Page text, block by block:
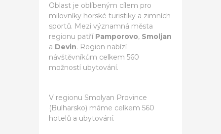
Oblast je oblíbeným cílem pro
milovníky horské turistiky a zimních
sportů. Mezi významná města
regionu patří Pamporovo, Smoljan
a Devin. Region nabízí
návštěvníkům celkem 560
možností ubytování.
V regionu Smolyan Province
(Bulharsko) máme celkem 560
hotelů a ubytování.